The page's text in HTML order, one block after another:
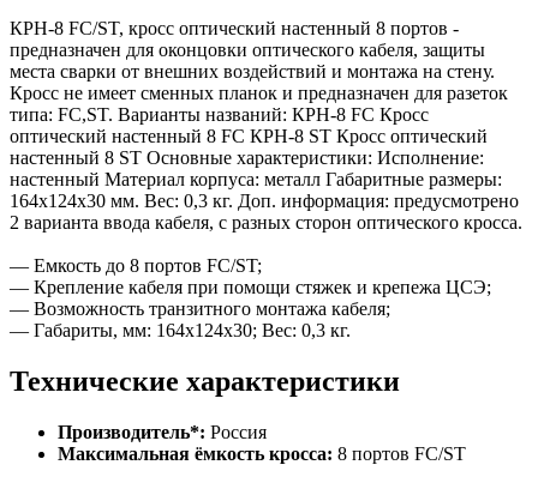
КРН-8 FC/ST, кросс оптический настенный 8 портов -
предназначен для оконцовки оптического кабеля, защиты
места сварки от внешних воздействий и монтажа на стену.
Кросс не имеет сменных планок и предназначен для разеток
типа: FC,ST. Варианты названий: КРН-8 FC Кросс
оптический настенный 8 FC КРН-8 ST Кросс оптический
настенный 8 ST Основные характеристики: Исполнение:
настенный Материал корпуса: металл Габаритные размеры:
164х124х30 мм. Вес: 0,3 кг. Доп. информация: предусмотрено
2 варианта ввода кабеля, с разных сторон оптического кросса.
— Емкость до 8 портов FC/ST;
— Крепление кабеля при помощи стяжек и крепежа ЦСЭ;
— Возможность транзитного монтажа кабеля;
— Габариты, мм: 164х124х30; Вес: 0,3 кг.
Технические характеристики
Производитель*: Россия
Максимальная ёмкость кросса: 8 портов FC/ST